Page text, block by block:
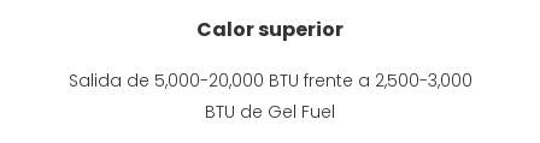
Calor superior
Salida de 5,000-20,000 BTU frente a 2,500-3,000
BTU de Gel Fuel